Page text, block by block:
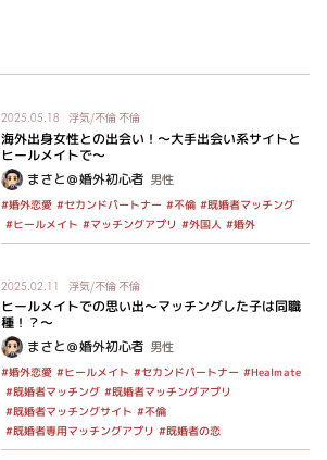
2025.05.18 浮気/不倫 不倫
海外出身女性との出会い！～大手出会い系サイトと
ヒールメイトで～
まさと＠婚外初心者 男性
#婚外恋愛 #セカンドパートナー #不倫 #既婚者マッチング
#ヒールメイト #マッチングアプリ #外国人 #婚外
2025.02.11 浮気/不倫 不倫
ヒールメイトでの思い出～マッチングした子は同職
種！？〜
まさと＠婚外初心者 男性
#婚外恋愛 #ヒールメイト #セカンドパートナー #Healmate
#既婚者マッチング #既婚者マッチングアプリ
#既婚者マッチングサイト #不倫
#既婚者専用マッチングアプリ #既婚者の恋